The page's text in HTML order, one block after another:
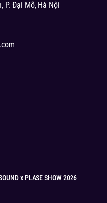
P. Đại Mỗ, Hà Nội
x PLASE SHOW 2026